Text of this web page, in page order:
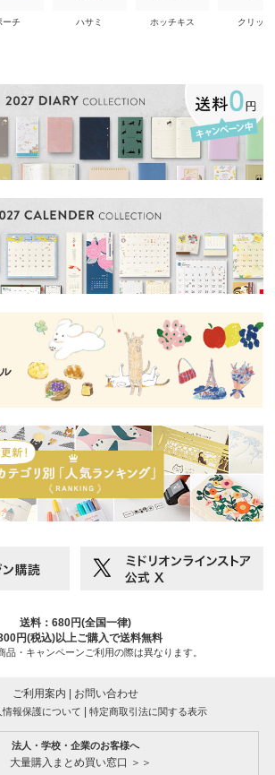
ーチ ハサミ ホッチキス クリップ
送料：680円(全国一律)
円(税込)以上ご購入で送料無料
・キャンペーンご利用の際は異なります。
ご利用案内 | お問い合わせ
情報保護について | 特定商取引法に関する表示
法人・学校・企業のお客様へ
大量購入まとめ買い窓口 ＞＞